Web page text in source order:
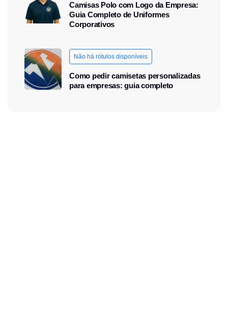
Camisas Polo com Logo da Empresa:
Guia Completo de Uniformes
Corporativos
Não há rótulos disponíveis
Como pedir camisetas personalizadas
para empresas: guia completo